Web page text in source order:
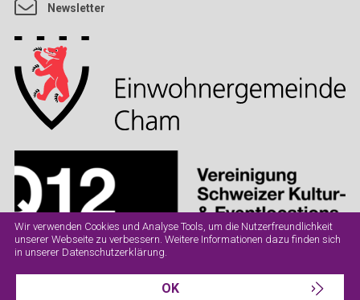
Newsletter
AGB
Wir verwenden Cookies und Analyse Tools, um die Nutzerfreundlichkeit
unserer Webseite zu verbessern. Weitere Informationen dazu finden sich
in unserer Datenschutzerklärung.
OK